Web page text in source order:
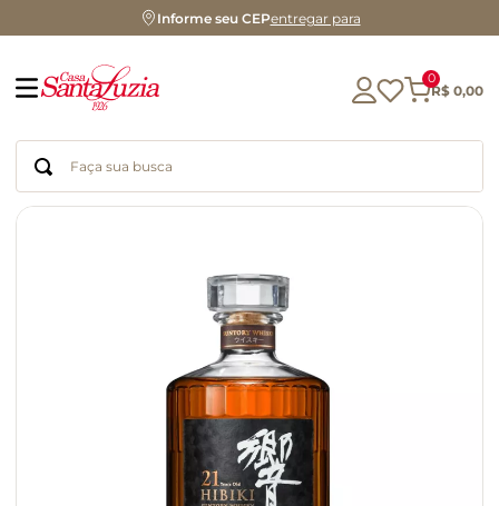
Informe seu CEPentregar para
0
R$ 0,00
Faça sua busca